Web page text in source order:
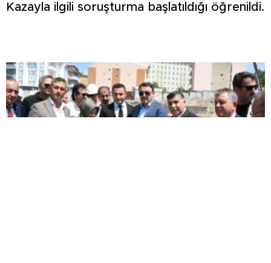
Kazayla ilgili soruşturma başlatıldığı öğrenildi.